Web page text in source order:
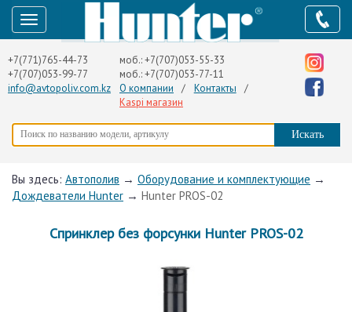
+7(771)765-44-73
+7(707)053-99-77
info@avtopoliv.com.kz
моб.:+7(707)053-55-33
моб.:+7(707)053-77-11
О компании / Контакты /
Kaspi магазин
Вы здесь: Автополив → Оборудование и комплектующие →
Дождеватели Hunter → Hunter PROS-02
Cпринклер без форсунки Hunter PROS-02